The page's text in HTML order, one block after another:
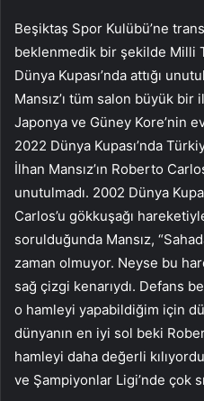
Beşiktaş Spor Kulübü’ne
beklenmedik bir şekilde Milli
Dünya Kupası’nda attığı
Mansız’ı tüm salon büyük
Japonya ve Güney Kore’nin
2022 Dünya Kupası’nda
İlhan Mansız’ın Roberto
unutulmadı. 2002 Dünya
Carlos’u gökkuşağı
sorulduğunda Mansız,
zaman olmuyor. Neyse bu
sağ çizgi kenarıydı. Defans
o hamleyi yapabildiğim için
dünyanın en iyi sol beki
hamleyi daha değerli
ve Şampiyonlar Ligi’nde çok